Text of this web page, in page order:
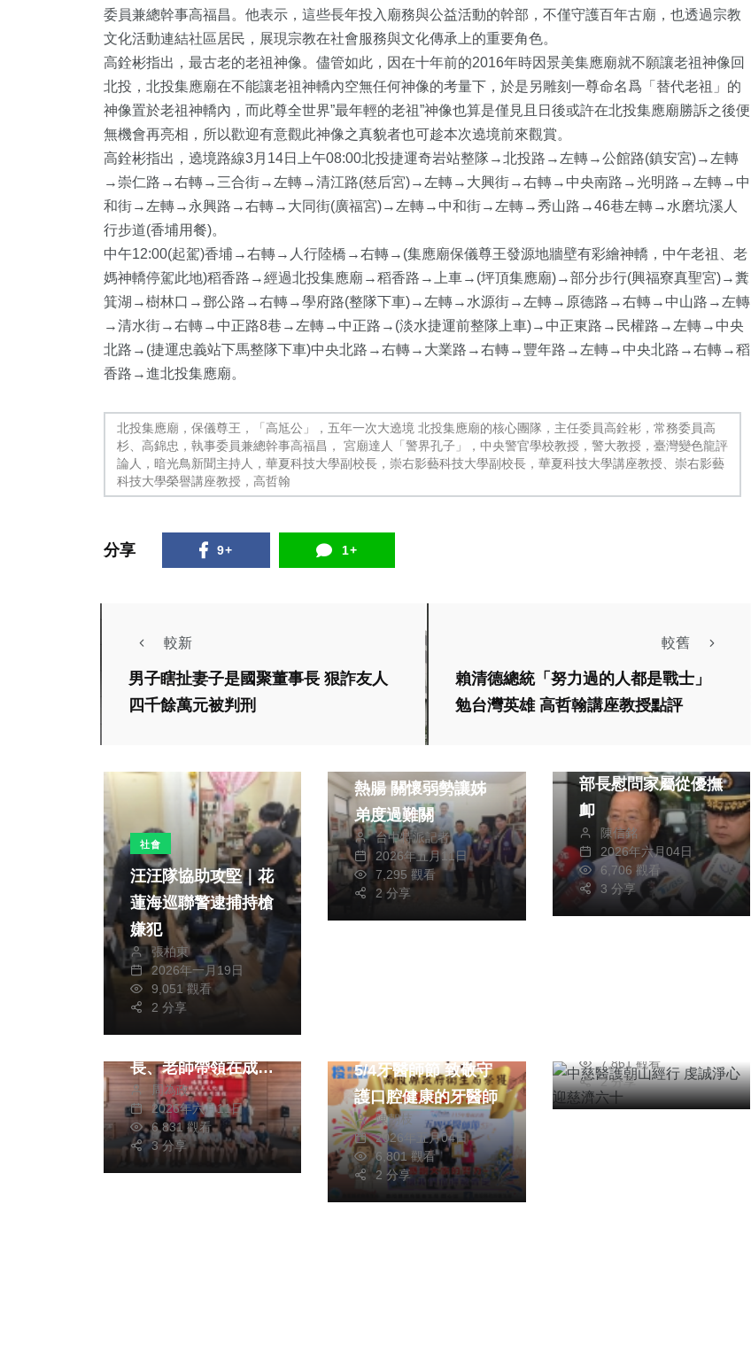
委員兼總幹事高福昌。他表示，這些長年投入廟務與公益活動的幹部，不僅守護百年古廟，也透過宗教
文化活動連結社區居民，展現宗教在社會服務與文化傳承上的重要角色。
高銓彬指出，最古老的老祖神像。儘管如此，因在十年前的2016年時因景美集應廟就不願讓老祖神像回
北投，北投集應廟在不能讓老祖神轎內空無任何神像的考量下，於是另雕刻一尊命名爲「替代老祖」的
神像置於老祖神轎內，而此尊全世界”最年輕的老祖”神像也算是僅見且日後或許在北投集應廟勝訴之後便
無機會再亮相，所以歡迎有意觀此神像之真貌者也可趁本次遶境前來觀賞。
高銓彬指出，遶境路線3月14日上午08:00北投捷運奇岩站整隊→北投路→左轉→公館路(鎮安宮)→左轉
→崇仁路→右轉→三合街→左轉→清江路(慈后宮)→左轉→大興街→右轉→中央南路→光明路→左轉→中
和街→左轉→永興路→右轉→大同街(廣福宮)→左轉→中和街→左轉→秀山路→46巷左轉→水磨坑溪人
行步道(香埔用餐)。
中午12:00(起駕)香埔→右轉→人行陸橋→右轉→(集應廟保儀尊王發源地牆壁有彩繪神轎，中午老祖、老
媽神轎停駕此地)稻香路→經過北投集應廟→稻香路→上車→(坪頂集應廟)→部分步行(興福寮真聖宮)→糞
箕湖→樹林口→鄧公路→右轉→學府路(整隊下車)→左轉→水源街→左轉→原德路→右轉→中山路→左轉
→清水街→右轉→中正路8巷→左轉→中正路→(淡水捷運前整隊上車)→中正東路→民權路→左轉→中央
北路→(捷運忠義站下馬整隊下車)中央北路→右轉→大業路→右轉→豐年路→左轉→中央北路→右轉→稻
香路→進北投集應廟。
北投集應廟，保儀尊王，「高尪公」，五年一次大遶境 北投集應廟的核心團隊，主任委員高銓彬，常務委員高
杉、高錦忠，執事委員兼總幹事高福昌， 宮廟達人「警界孔子」，中央警官學校教授，警大教授，臺灣變色龍評
論人，暗光鳥新聞主持人，華夏科技大學副校長，崇右影藝科技大學副校長，華夏科技大學講座教授、崇右影藝
科技大學榮譽講座教授，高哲翰
分享 9+ 1+
較新
男子瞎扯妻子是國聚董事長 狠詐友人
四千餘萬元被判刑
較舊
賴清德總統「努力過的人都是戰士」
勉台灣英雄 高哲翰講座教授點評
社會
汪汪隊協助攻堅｜花
蓮海巡聯警逮捕持槍
嫌犯
張柏東
2026年一月19日
9,051 觀看
2 分享
熱腸 關懷弱勢讓姊
弟度過難關
台中特派記者
2026年五月11日
7,295 觀看
2 分享
部長慰問家屬從優撫
卹
陳信銘
2026年六月04日
6,706 觀看
3 分享
社會 綜合新聞
健康 旅遊
文教
福德6年級14名同
長、老師帶領在成美
園進行「文化體
驗」。（照片成美園
提供）
周為政
2026年六月11日
6,831 觀看
3 分享
5/4牙醫師節 致敬守
護口腔健康的牙醫師
陳朝枝
2026年五月04日
6,801 觀看
2 分享
宗教 健康
7,861 觀看
2 分享